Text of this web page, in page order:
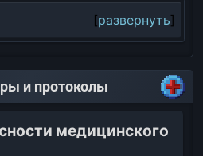
развернуть
и протоколы
медицинского